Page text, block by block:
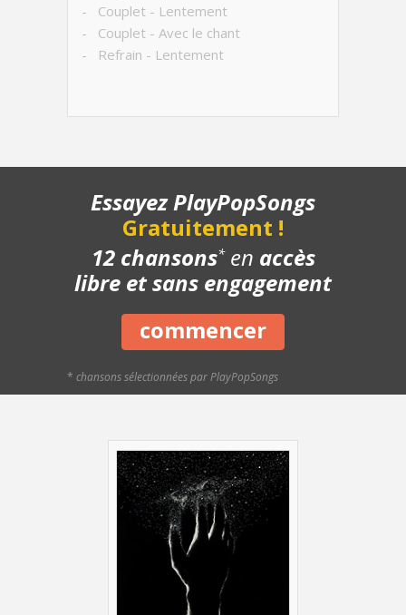
- Couplet - Lentement
- Couplet - Avec le chant
- Refrain - Lentement
- Pont - Avec le chant
- Chanson complète
- Bonus
Essayez PlayPopSongs
Gratuitement !
12 chansons*en accès
libre et sans engagement
commencer
* chansons sélectionnées par PlayPopSongs